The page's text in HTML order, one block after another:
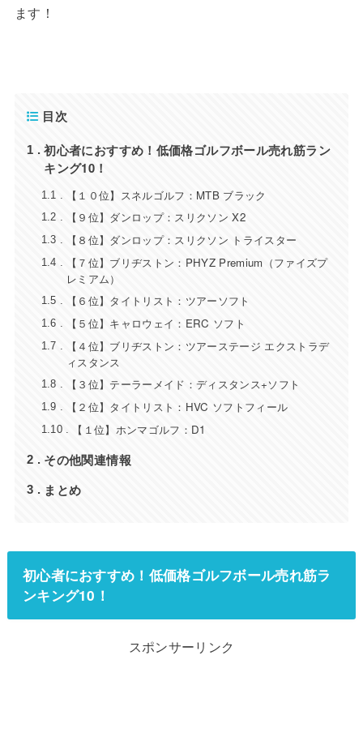
ます！
目次
1
初心者におすすめ！低価格ゴルフボール売れ筋ラン
キング10！
1.1 【１０位】スネルゴルフ：MTB ブラック
1.2 【９位】ダンロップ：スリクソン X2
1.3 【８位】ダンロップ：スリクソン トライスター
1.4
【７位】ブリヂストン：PHYZ Premium（ファイズプ
レミアム）
1.5 【６位】タイトリスト：ツアーソフト
1.6 【５位】キャロウェイ：ERC ソフト
1.7
【４位】ブリヂストン：ツアーステージ エクストラデ
ィスタンス
1.8 【３位】テーラーメイド：ディスタンス+ソフト
1.9 【２位】タイトリスト：HVC ソフトフィール
1.10 【１位】ホンマゴルフ：D1
2 その他関連情報
3 まとめ
初心者におすすめ！低価格ゴルフボール売れ筋ラ
ンキング10！
スポンサーリンク